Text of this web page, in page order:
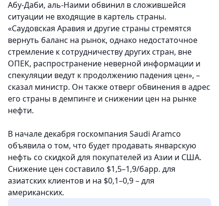
Абу-Даби, аль-Наими обвинил в сложившейся
ситуации не входящие в картель страны.
«Саудовская Аравия и другие страны стремятся
вернуть баланс на рынок, однако недостаточное
стремление к сотрудничеству других стран, вне
ОПЕК, распространение неверной информации и
спекуляции ведут к продолжению падения цен», –
сказал министр. Он также отверг обвинения в адрес
его страны в демпинге и снижении цен на рынке
нефти.
В начале декабря госкомпания Saudi Aramco
объявила о том, что будет продавать январскую
нефть со скидкой для покупателей из Азии и США.
Снижение цен составило $1,5–1,9/​барр. для
азиатских клиентов и на $0,1–0,9 – для
американских.